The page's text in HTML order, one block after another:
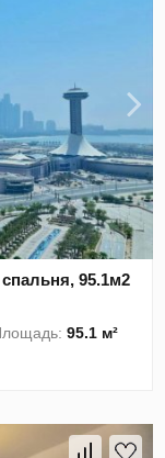
95.1м2
95.1 м²